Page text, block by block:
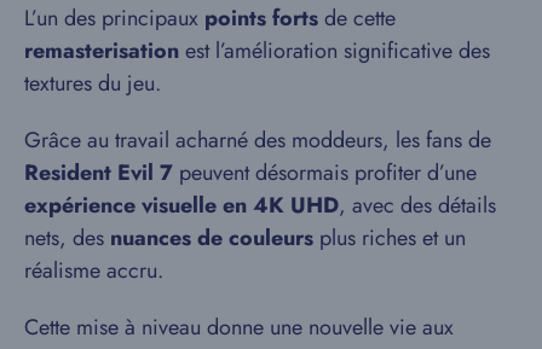
L’un des principaux points fortsde cette
remasterisationest l’amélioration significative des
textures du jeu.
Grâce au travail acharné des moddeurs, les fans de
Resident Evil 7 peuvent désormais profiter d’une
expérience visuelle en 4K UHD, avec des détails
nets, des nuances de couleurs plus riches et un
réalisme accru.
Cette mise à niveau donne une nouvelle vie aux